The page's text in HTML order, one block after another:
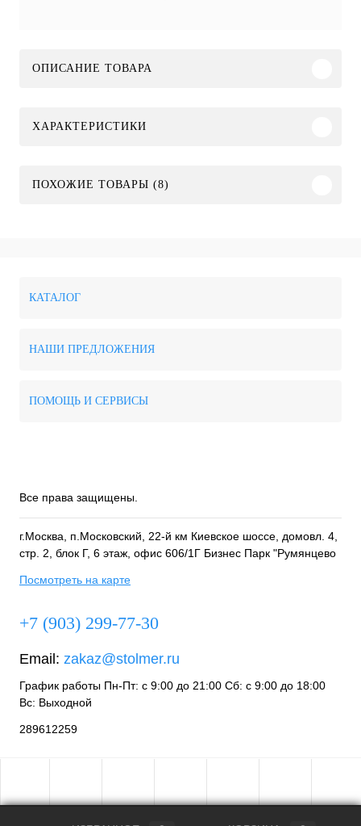
ОПИСАНИЕ ТОВАРА
ХАРАКТЕРИСТИКИ
ПОХОЖИЕ ТОВАРЫ (8)
КАТАЛОГ
НАШИ ПРЕДЛОЖЕНИЯ
ПОМОЩЬ И СЕРВИСЫ
Все права защищены.
г.Москва, п.Московский, 22-й км Киевское шоссе, домовл. 4,
стр. 2, блок Г, 6 этаж, офис 606/1Г Бизнес Парк "Румянцево
Посмотреть на карте
+7 (903) 299-77-30
Email: zakaz@stolmer.ru
График работы Пн-Пт: с 9:00 до 21:00 Сб: с 9:00 до 18:00
Вс: Выходной
289612259